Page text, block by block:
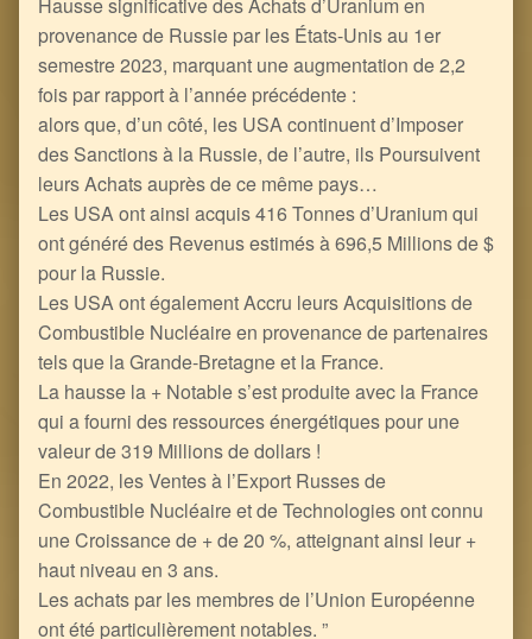
provenance de Russie par les États-Unis au 1er
semestre 2023, marquant une augmentation de 2,2
fois par rapport à l’année précédente :
alors que, d’un côté, les USA continuent d’Imposer
des Sanctions à la Russie, de l’autre, ils Poursuivent
leurs Achats auprès de ce même pays…
Les USA ont ainsi acquis 416 Tonnes d’Uranium qui
ont généré des Revenus estimés à 696,5 Millions de $
pour la Russie.
Les USA ont également Accru leurs Acquisitions de
Combustible Nucléaire en provenance de partenaires
tels que la Grande-Bretagne et la France.
La hausse la + Notable s’est produite avec la France
qui a fourni des ressources énergétiques pour une
valeur de 319 Millions de dollars !
En 2022, les Ventes à l’Export Russes de
Combustible Nucléaire et de Technologies ont connu
une Croissance de + de 20 %, atteignant ainsi leur +
haut niveau en 3 ans.
Les achats par les membres de l’Union Européenne
ont été particulièrement notables. ”